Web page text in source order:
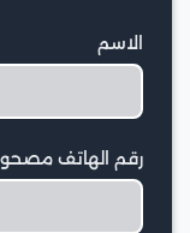
الاسم
رقم الهاتف